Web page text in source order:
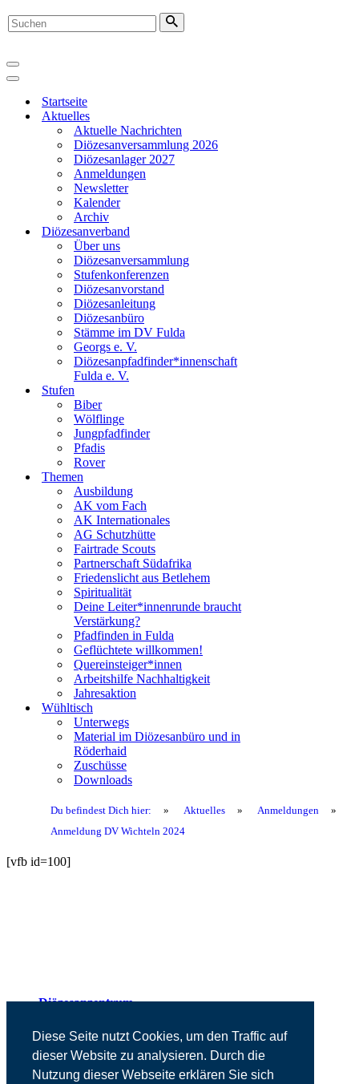
Diese Seite nutzt Cookies, um den Traffic auf
dieser Website zu analysieren. Durch die
Nutzung dieser Webseite erklären Sie sich
Suchen
nach …
Navigationsmenü
Navigationsmenü
Startseite
Aktuelles
Aktuelle Nachrichten
Diözesanversammlung 2026
Diözesanlager 2027
Anmeldungen
Newsletter
Kalender
Archiv
Diözesanverband
Über uns
Diözesanversammlung
Stufenkonferenzen
Diözesanvorstand
Diözesanleitung
Diözesanbüro
Stämme im DV Fulda
Georgs e. V.
Diözesanpfadfinder*innenschaft
Fulda e. V.
Stufen
Biber
Wölflinge
Jungpfadfinder
Pfadis
Rover
Themen
Ausbildung
AK vom Fach
AK Internationales
AG Schutzhütte
Fairtrade Scouts
Partnerschaft Südafrika
Friedenslicht aus Betlehem
Spiritualität
Deine Leiter*innenrunde braucht
Verstärkung?
Pfadfinden in Fulda
Geflüchtete willkommen!
Quereinsteiger*innen
Arbeitshilfe Nachhaltigkeit
Jahresaktion
Wühltisch
Unterwegs
Material im Diözesanbüro und in
Röderhaid
Zuschüsse
Downloads
Du befindest Dich hier: » Aktuelles » Anmeldungen
»
Anmeldung DV Wichteln 2024
[vfb id=100]
Diözesanzentrum
Kontakt
Datenschutz